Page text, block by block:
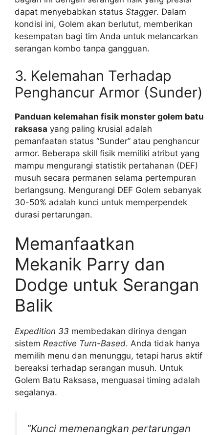
dapat menyebabkan status Stagger. Dalam
kondisi ini, Golem akan berlutut, memberikan
kesempatan bagi tim Anda untuk melancarkan
serangan kombo tanpa gangguan.
3. Kelemahan Terhadap
Penghancur Armor (Sunder)
Panduan kelemahan fisik monster golem batu
raksasa yang paling krusial adalah
pemanfaatan status “Sunder” atau penghancur
armor. Beberapa skill fisik memiliki atribut yang
mampu mengurangi statistik pertahanan (DEF)
musuh secara permanen selama pertempuran
berlangsung. Mengurangi DEF Golem sebanyak
30-50% adalah kunci untuk memperpendek
durasi pertarungan.
Memanfaatkan
Mekanik Parry dan
Dodge untuk Serangan
Balik
Expedition 33 membedakan dirinya dengan
sistem Reactive Turn-Based. Anda tidak hanya
memilih menu dan menunggu, tetapi harus aktif
bereaksi terhadap serangan musuh. Untuk
Golem Batu Raksasa, menguasai timing adalah
segalanya.
“Kunci memenangkan pertarungan